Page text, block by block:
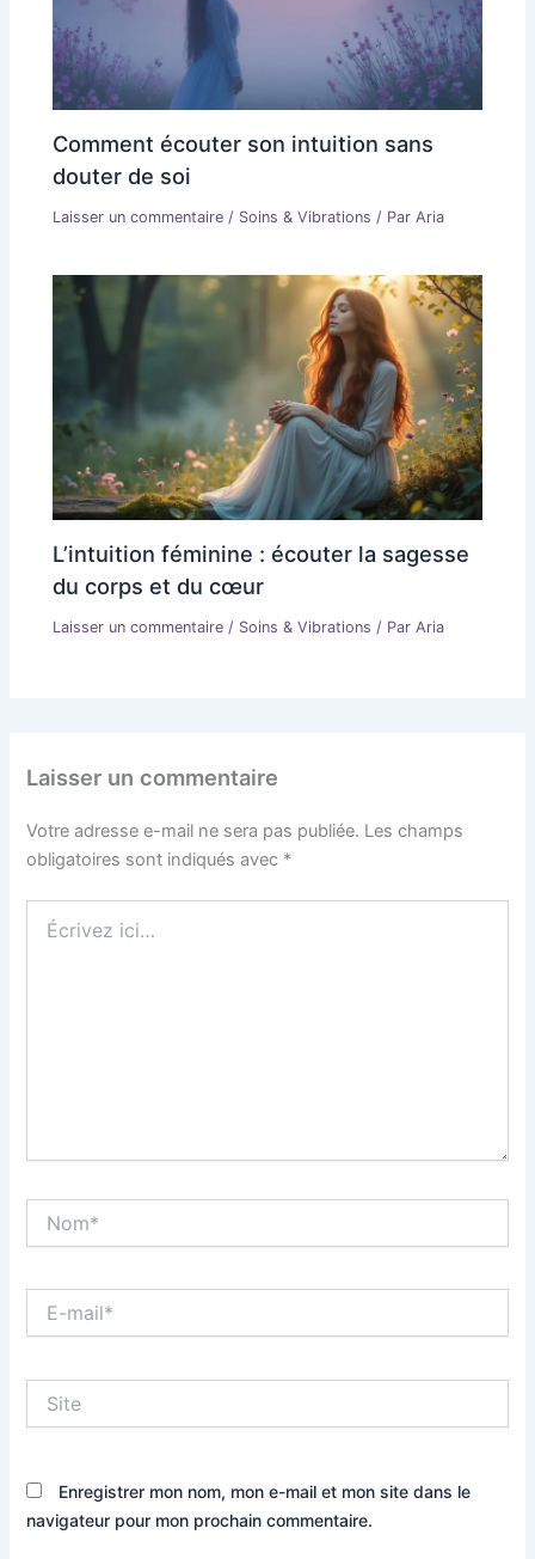
Comment écouter son intuition sans
douter de soi
Laisser un commentaire / Soins & Vibrations / ParAria
L’intuition féminine : écouter la sagesse
du corps et du cœur
Laisser un commentaire / Soins & Vibrations / ParAria
Laisser un commentaire
Votre adresse e-mail ne sera pas publiée. Les champs
obligatoires sont indiqués avec *
ici…
mail*
Enregistrer mon nom, mon e-mail et mon site dans le
navigateur pour mon prochain commentaire.